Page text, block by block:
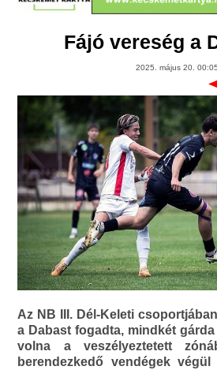
Fájó vereség a
2025. május 20. 00:05
Az NB III. Dél-Keleti
a Dabast fogadta, mindkét
volna a veszélyeztetett
berendezkedő vendégek